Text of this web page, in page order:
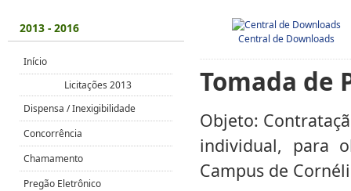
Central de Downloads
Tomada de
Objeto:
individual, para
Campus de
2013 - 2016
Início
Licitações 2013
Dispensa / Inexigibilidade
Concorrência
Chamamento
Pregão Eletrônico